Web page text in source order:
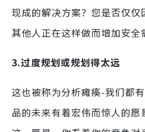
现成的解决方案？您是否仅
其他人正在这样做而增加安全
3.过度规划或规划得太远
这也被称为分析瘫痪-我们都
品的未来有着宏伟而惊人的